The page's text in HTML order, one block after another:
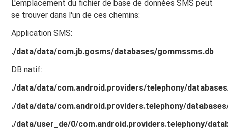
L'emplacement du fichier de base de données SMS peut
se trouver dans l'un de ces chemins:
Application SMS:
./data/data/com.jb.gosms/databases/gommssms.db
DB natif:
./data/data/com.android.providers/telephony/
./data/data/com.android.providers.telephony/
./data/user_de/0/com.android.providers.telephony/